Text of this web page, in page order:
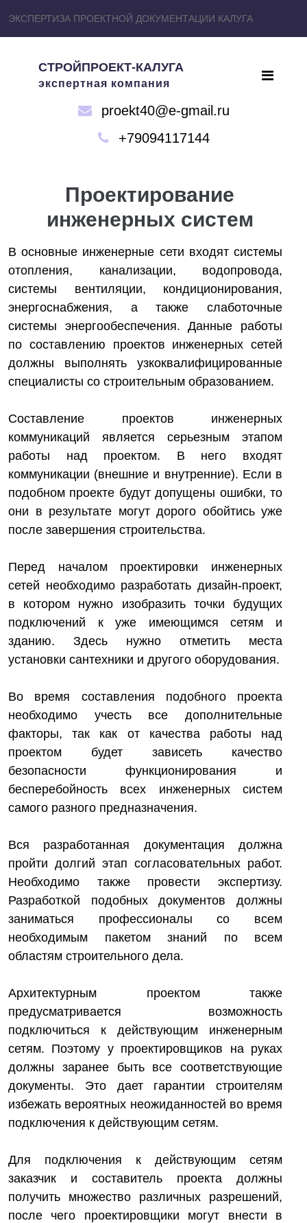
ЭКСПЕРТИЗА ПРОЕКТНОЙ ДОКУМЕНТАЦИИ КАЛУГА
СТРОЙПРОЕКТ-КАЛУГА
экспертная компания
proekt40@e-gmail.ru
+79094117144
Проектирование
инженерных систем
В основные инженерные сети входят системы
отопления, канализации, водопровода,
системы вентиляции, кондиционирования,
энергоснабжения, а также слаботочные
системы энергообеспечения. Данные работы
по составлению проектов инженерных сетей
должны выполнять узкоквалифицированные
специалисты со строительным образованием.
Составление проектов инженерных
коммуникаций является серьезным этапом
работы над проектом. В него входят
коммуникации (внешние и внутренние). Если в
подобном проекте будут допущены ошибки, то
они в результате могут дорого обойтись уже
после завершения строительства.
Перед началом проектировки инженерных
сетей необходимо разработать дизайн-проект,
в котором нужно изобразить точки будущих
подключений к уже имеющимся сетям и
зданию. Здесь нужно отметить места
установки сантехники и другого оборудования.
Во время составления подобного проекта
необходимо учесть все дополнительные
факторы, так как от качества работы над
проектом будет зависеть качество
безопасности функционирования и
бесперебойность всех инженерных систем
самого разного предназначения.
Вся разработанная документация должна
пройти долгий этап согласовательных работ.
Необходимо также провести экспертизу.
Разработкой подобных документов должны
заниматься профессионалы со всем
необходимым пакетом знаний по всем
областям строительного дела.
Архитектурным проектом также
предусматривается возможность
подключиться к действующим инженерным
сетям. Поэтому у проектировщиков на руках
должны заранее быть все соответствующие
документы. Это дает гарантии строителям
избежать вероятных неожиданностей во время
подключения к действующим сетям.
Для подключения к действующим сетям
заказчик и составитель проекта должны
получить множество различных разрешений,
после чего проектировщики могут внести в